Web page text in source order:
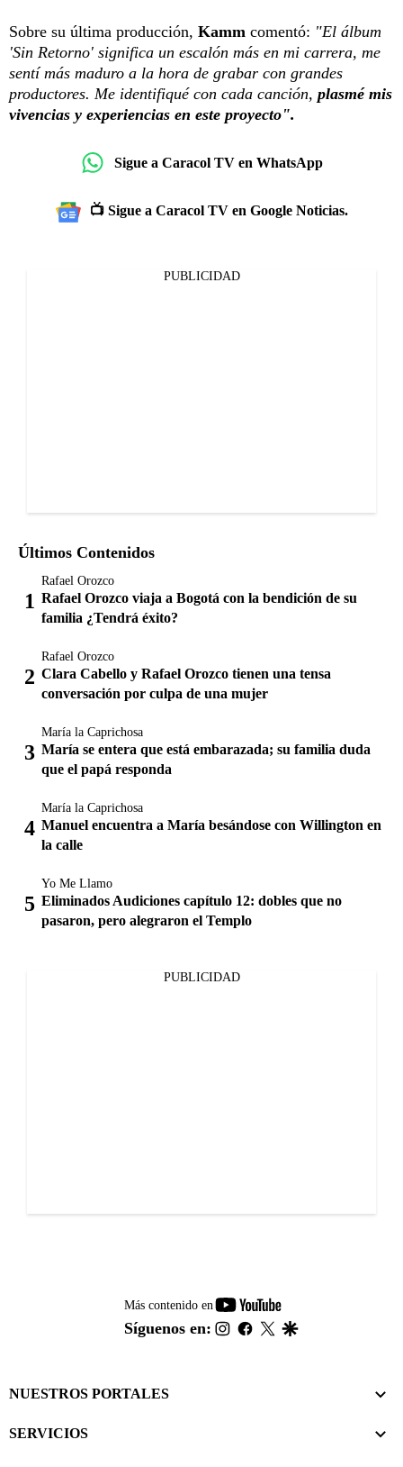
Sobre su última producción, Kamm comentó: "El álbum
'Sin Retorno' significa un escalón más en mi carrera, me
sentí más maduro a la hora de grabar con grandes
productores. Me identifiqué con cada canción, plasmé mis
vivencias y experiencias en este proyecto".
Sigue a Caracol TV en WhatsApp
📺 Sigue a Caracol TV en Google Noticias.
PUBLICIDAD
Últimos Contenidos
Rafael Orozco
Rafael Orozco viaja a Bogotá con la bendición de su
familia ¿Tendrá éxito?
Rafael Orozco
Clara Cabello y Rafael Orozco tienen una tensa
conversación por culpa de una mujer
María la Caprichosa
María se entera que está embarazada; su familia duda
que el papá responda
María la Caprichosa
Manuel encuentra a María besándose con Willington en
la calle
Yo Me Llamo
Eliminados Audiciones capítulo 12: dobles que no
pasaron, pero alegraron el Templo
PUBLICIDAD
Más contenido en
youtube-
footer
Síguenos en: instagram
facebook
twitter
NUESTROS PORTALES
SERVICIOS